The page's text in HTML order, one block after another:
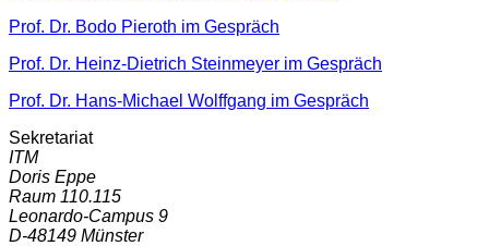
Prof. Dr. Bodo Pieroth im Gespräch
Prof. Dr. Heinz-Dietrich Steinmeyer im Gespräch
Prof. Dr. Hans-Michael Wolffgang im Gespräch
Sekretariat
ITM
Doris Eppe
Raum 110.115
Leonardo-Campus 9
D-48149 Münster